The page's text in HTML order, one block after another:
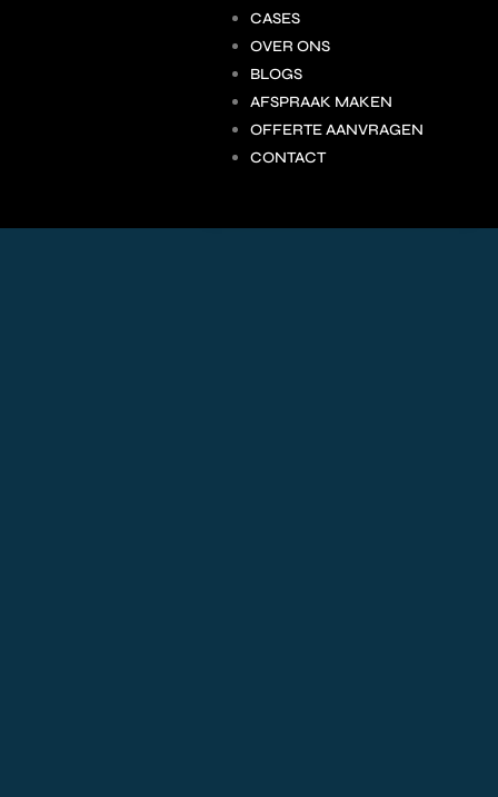
CASES
OVER ONS
BLOGS
AFSPRAAK MAKEN
OFFERTE AANVRAGEN
CONTACT